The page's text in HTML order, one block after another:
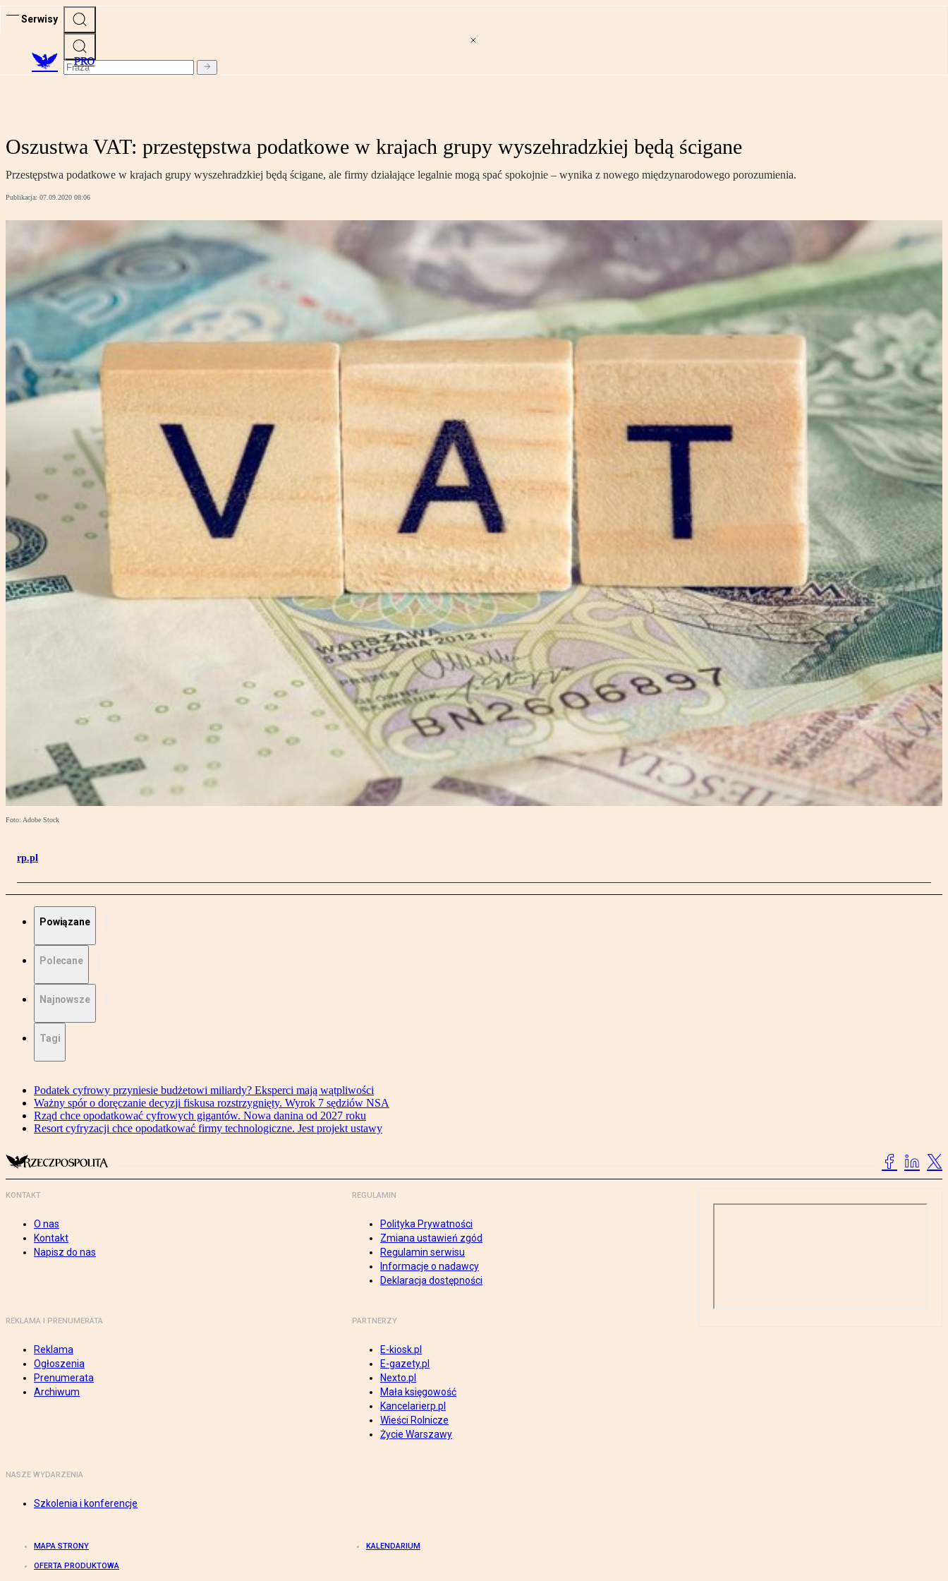
Serwisy
PRO
Oszustwa VAT: przestępstwa podatkowe w krajach grupy wyszehradzkiej będą ścigane
Przestępstwa podatkowe w krajach grupy wyszehradzkiej będą ścigane, ale firmy działające legalnie mogą spać spokojnie – wynika z nowego międzynarodowego porozumienia.
Publikacja: 07.09.2020 08:06
Foto: Adobe Stock
rp.pl
Powiązane
Polecane
Najnowsze
Tagi
Podatek cyfrowy przyniesie budżetowi miliardy? Eksperci mają wątpliwości
Ważny spór o doręczanie decyzji fiskusa rozstrzygnięty. Wyrok 7 sędziów NSA
Rząd chce opodatkować cyfrowych gigantów. Nowa danina od 2027 roku
Resort cyfryzacji chce opodatkować firmy technologiczne. Jest projekt ustawy
KONTAKT
O nas
Kontakt
Napisz do nas
REGULAMIN
Polityka Prywatności
Zmiana ustawień zgód
Regulamin serwisu
Informacje o nadawcy
Deklaracja dostępności
REKLAMA I PRENUMERATA
Reklama
Ogłoszenia
Prenumerata
Archiwum
PARTNERZY
E-kiosk.pl
E-gazety.pl
Nexto.pl
Mała księgowość
Kancelarierp.pl
Wieści Rolnicze
Życie Warszawy
NASZE WYDARZENIA
Szkolenia i konferencje
MAPA STRONY KALENDARIUM
OFERTA PRODUKTOWA